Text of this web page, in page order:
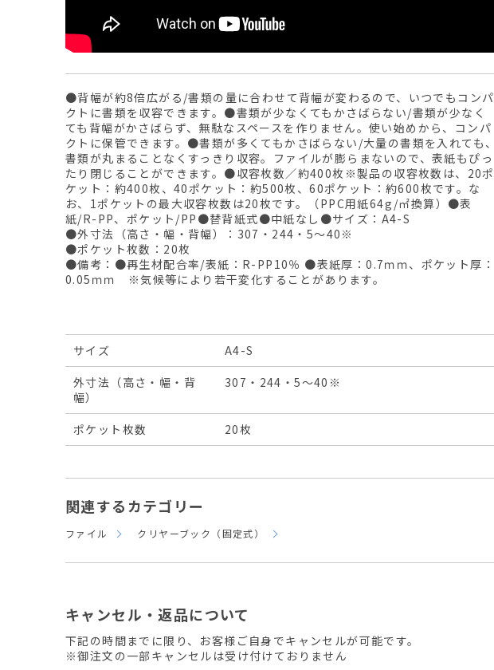
●背幅が約8倍広がる/書類の量に合わせて背幅が変わるので、いつでもコンパ
クトに書類を収容できます。●書類が少なくてもかさばらない/書類が少なく
ても背幅がかさばらず、無駄なスペースを作りません。使い始めから、コンパ
クトに保管できます。●書類が多くてもかさばらない/大量の書類を入れても、
書類が丸まることなくすっきり収容。ファイルが膨らまないので、表紙もぴっ
たり閉じることができます。●収容枚数／約400枚※製品の収容枚数は、20ポ
ケット：約400枚、40ポケット：約500枚、60ポケット：約600枚です。な
お、1ポケットの最大収容枚数は20枚です。（PPC用紙64g/㎡換算）●表
紙/R-PP、ポケット/PP●替背紙式●中紙なし●サイズ：A4-S
●外寸法（高さ・幅・背幅）：307・244・5～40※
●ポケット枚数：20枚
●備考：●再生材配合率/表紙：R-PP10％ ●表紙厚：0.7ｍｍ、ポケット厚：
0.05ｍｍ ※気候等により若干変化することがあります。
サイズ
A4-S
外寸法（高さ・幅・背
幅）
307・244・5～40※
ポケット枚数 20枚
関連するカテゴリー
ファイル クリヤーブック（固定式）
キャンセル・返品について
下記の時間までに限り、お客様ご自身でキャンセルが可能です。
※御注文の一部キャンセルは受け付けておりません